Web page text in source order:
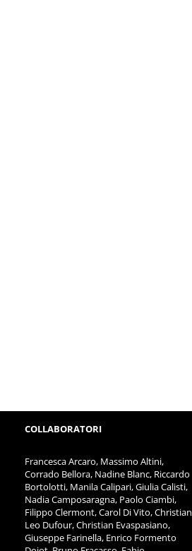
COLLABORATORI
Francesca Arcaro, Massimo Altini,
Corrado Bellora, Nadine Blanc, Riccardo
Bortolotti, Manila Calipari, Giulia Calisti,
Nadia Camposaragna, Paolo Ciambi,
Filippo Clermont, Carol Di Vito, Christian
Leo Dufour, Christian Evaspasiano,
Giuseppe Farinella, Enrico Formento